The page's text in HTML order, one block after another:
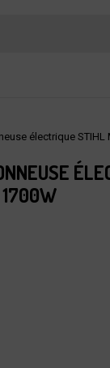
électrique STIHL